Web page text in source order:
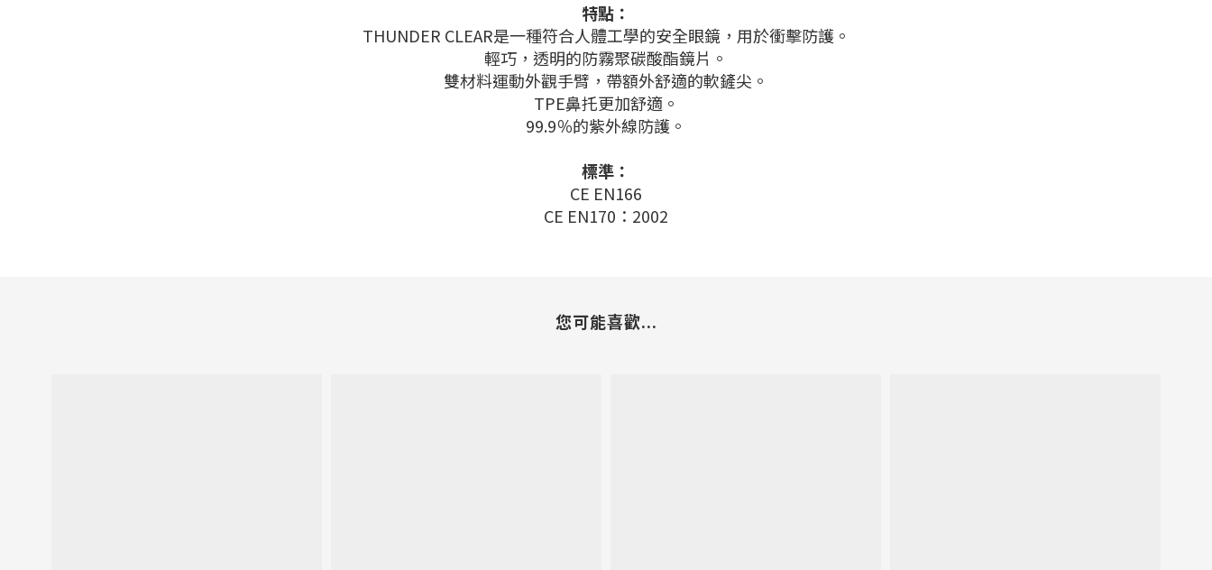
特點：
THUNDER CLEAR是一種符合人體工學的安全眼鏡，用於衝擊防護。
輕巧，透明的防霧聚碳酸酯鏡片。
雙材料運動外觀手臂，帶額外舒適的軟鏟尖。
TPE鼻托更加舒適。
99.9％的紫外線防護。
標準：
CE EN166
CE EN170：2002
您可能喜歡...